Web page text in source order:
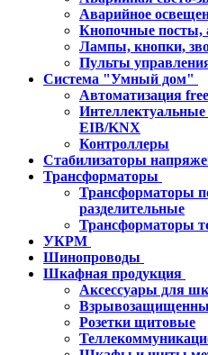
Аварийное
Кнопочные посты,
Лампы, кнопки,
Пульты
Система "Умный дом"
Автоматизация
EIB/KNX
Контроллеры
Стабилизаторы
Трансформаторы
Трансформаторы
разделительные
Трансформаторы
УКРМ
Шинопроводы
Шкафная продукция
Аксессуары для
Розетки щитовые